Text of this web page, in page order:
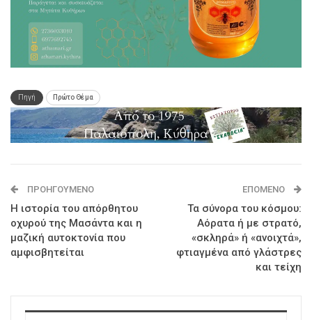
Πηγή Πρώτο Θέμα
ΠΡΟΗΓΟΎΜΕΝΟ
Η ιστορία του απόρθητου
οχυρού της Μασάντα και η
μαζική αυτοκτονία που
αμφισβητείται
ΕΠΌΜΕΝΟ
Τα σύνορα του κόσμου:
Αόρατα ή με στρατό,
«σκληρά» ή «ανοιχτά»,
φτιαγμένα από γλάστρες
και τείχη